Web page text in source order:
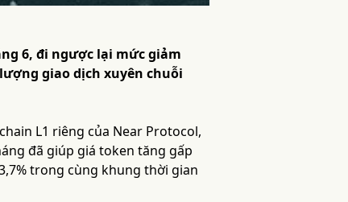
6, đi ngược lại mức giảm
giao dịch xuyên chuỗi
L1 riêng của Near Protocol,
đã giúp giá token tăng gấp
trong cùng khung thời gian